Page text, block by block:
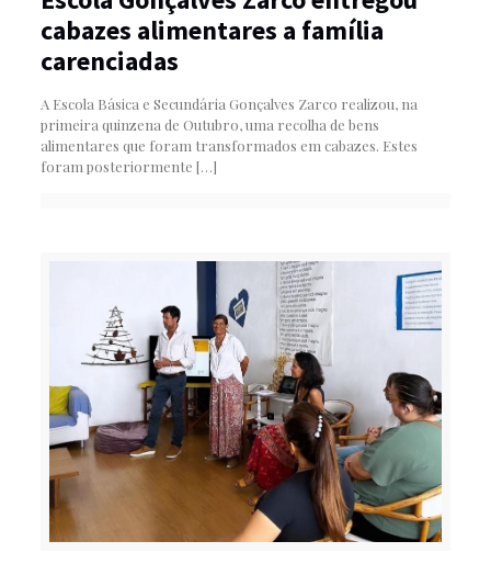
cabazes alimentares a família
carenciadas
A Escola Básica e Secundária Gonçalves Zarco realizou, na
primeira quinzena de Outubro, uma recolha de bens
alimentares que foram transformados em cabazes. Estes
foram posteriormente […]